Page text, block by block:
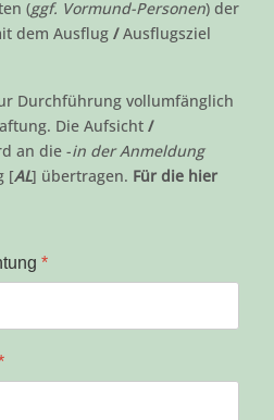
(ggf. Vormund-Personen) der
dem Ausflug /Ausflugsziel
Durchführung vollumfänglich
Die Aufsicht /
an die -in der Anmeldung
[AL] übertragen. Für die hier
*